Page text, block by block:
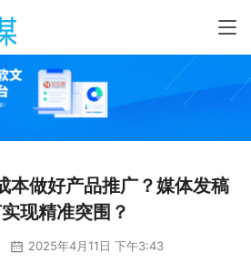
本做好产品推广？媒体发稿
现精准突围？
2025年4月11日 下午3:43